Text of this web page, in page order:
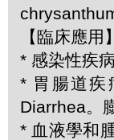
【臨床應用】
* 感染性疾
* 胃腸道疾
Diarrhea。
* 血液學和